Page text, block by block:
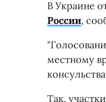
В Украине
России,
местному
Так,